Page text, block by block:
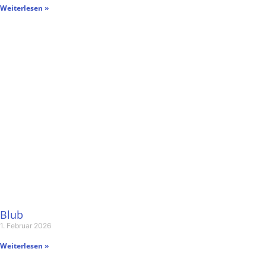
Weiterlesen »
Blub
1. Februar 2026
Weiterlesen »